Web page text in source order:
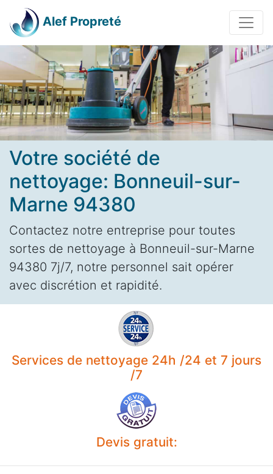
Alef Propreté
Votre société de
nettoyage: Bonneuil-sur-
Marne 94380
Contactez notre entreprise pour toutes
sortes de nettoyage à Bonneuil-sur-Marne
94380 7j/7, notre personnel sait opérer
avec discrétion et rapidité.
Services de nettoyage 24h /24 et 7 jours
/7
Devis gratuit: